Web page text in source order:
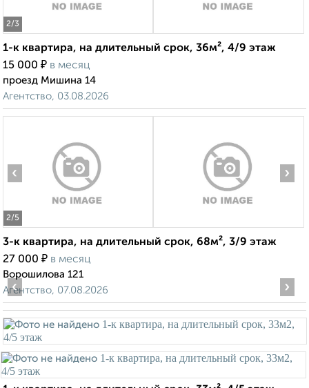
2/3
1-к квартира, на длительный срок, 36м², 4/9 этаж
15 000 ₽ в месяц
проезд Мишина 14
Агентство, 03.08.2026
2/5
‹ ›
3-к квартира, на длительный срок, 68м², 3/9 этаж
27 000 ₽ в месяц
Ворошилова 121
Агентство, 07.08.2026
‹ ›